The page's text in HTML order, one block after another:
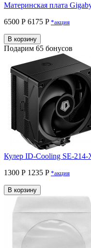
Материнская плата
6500 Р 6175 P *акция
В корзину
Подарим 65 бонусов
Кулер ID-Cooling SE-
1300 Р 1235 P *акция
В корзину